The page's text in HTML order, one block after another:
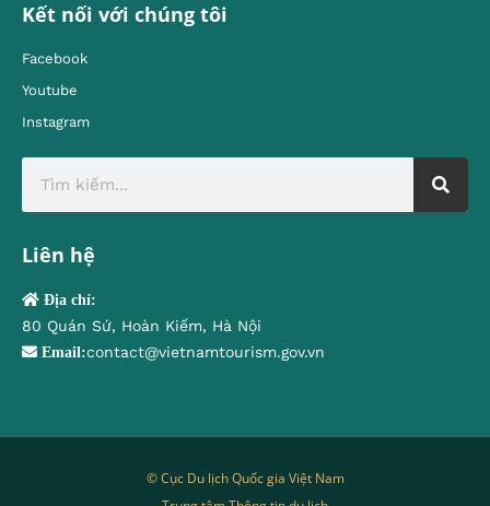
Kết nối với chúng tôi
Facebook
Youtube
Instagram
Liên hệ
Địa chỉ:
80 Quán Sứ, Hoàn Kiếm, Hà Nội
Email:contact@vietnamtourism.gov.vn
© Cục Du lịch Quốc gia Việt Nam